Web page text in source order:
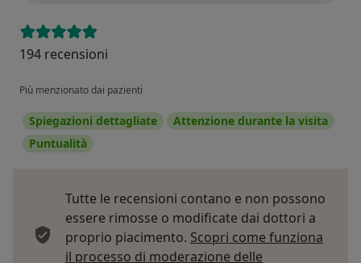
194 recensioni
Più menzionato dai pazienti
Spiegazioni dettagliate
Attenzione durante la visita
Puntualità
Tutte le recensioni contano e non possono
essere rimosse o modificate dai dottori a
proprio piacimento. Scopri come funziona
il processo di moderazione delle